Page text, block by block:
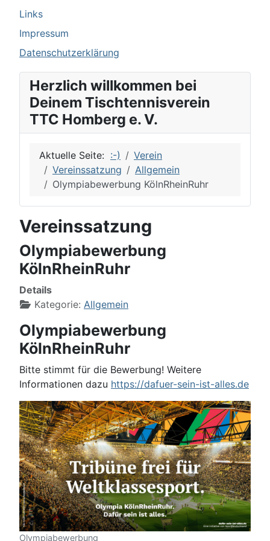
Links
Impressum
Datenschutzerklärung
Herzlich willkommen bei
Deinem Tischtennisverein
TTC Homberg e. V.
Aktuelle Seite: :-)
Verein
Vereinssatzung
Allgemein
Olympiabewerbung KölnRheinRuhr
Vereinssatzung
Olympiabewerbung
KölnRheinRuhr
Details
Kategorie: Allgemein
Olympiabewerbung
KölnRheinRuhr
Bitte stimmt für die Bewerbung! Weitere
Informationen dazu https://dafuer-sein-ist-alles.de
Olympiabewerbung